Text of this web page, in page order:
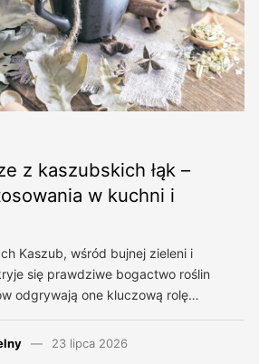
z kaszubskich łąk –
w kuchni i
Kaszub, wśród bujnej zieleni i
się prawdziwe bogactwo roślin
odgrywają one kluczową rolę…
23 lipca 2026